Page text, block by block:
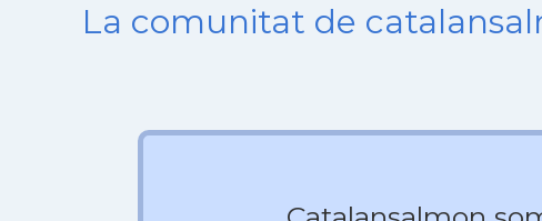
La comunitat de